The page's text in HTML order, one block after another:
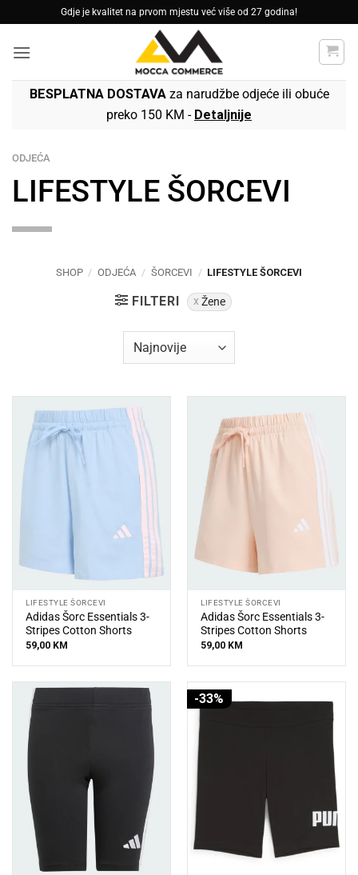
to
content
Gdje je kvalitet na prvom mjestu već više od 27 godina!
BESPLATNA DOSTAVAza narudžbe odjeće ili obuće
preko 150 KM - Detaljnije
ODJEĆA
LIFESTYLE ŠORCEVI
SHOP / ODJEĆA / ŠORCEVI / LIFESTYLE ŠORCEVI
FILTERI Žene
LIFESTYLE ŠORCEVI
Adidas Šorc Essentials 3-
Stripes Cotton Shorts
59,00 KM
LIFESTYLE ŠORCEVI
Adidas Šorc Essentials 3-
Stripes Cotton Shorts
59,00 KM
-33%